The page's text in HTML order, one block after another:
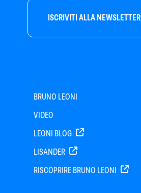
ISCRIVITI ALLA NEWSLETTER
BRUNO LEONI
VIDEO
LEONI BLOG
LISANDER
RISCOPRIRE BRUNO LEONI